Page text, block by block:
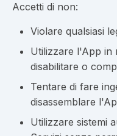
Accetti di non:
Violare qualsiasi
Utilizzare l'App in
disabilitare o
Tentare di fare
disassemblare
Utilizzare sistemi